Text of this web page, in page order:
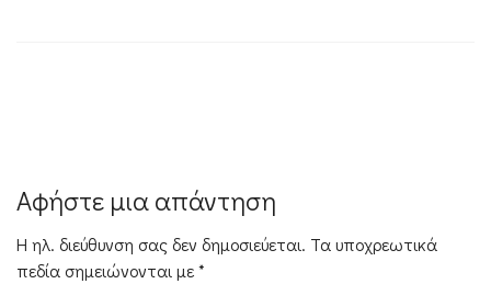
Αφήστε μια απάντηση
Η ηλ. διεύθυνση σας δεν δημοσιεύεται. Τα υποχρεωτικά
πεδία σημειώνονται με*